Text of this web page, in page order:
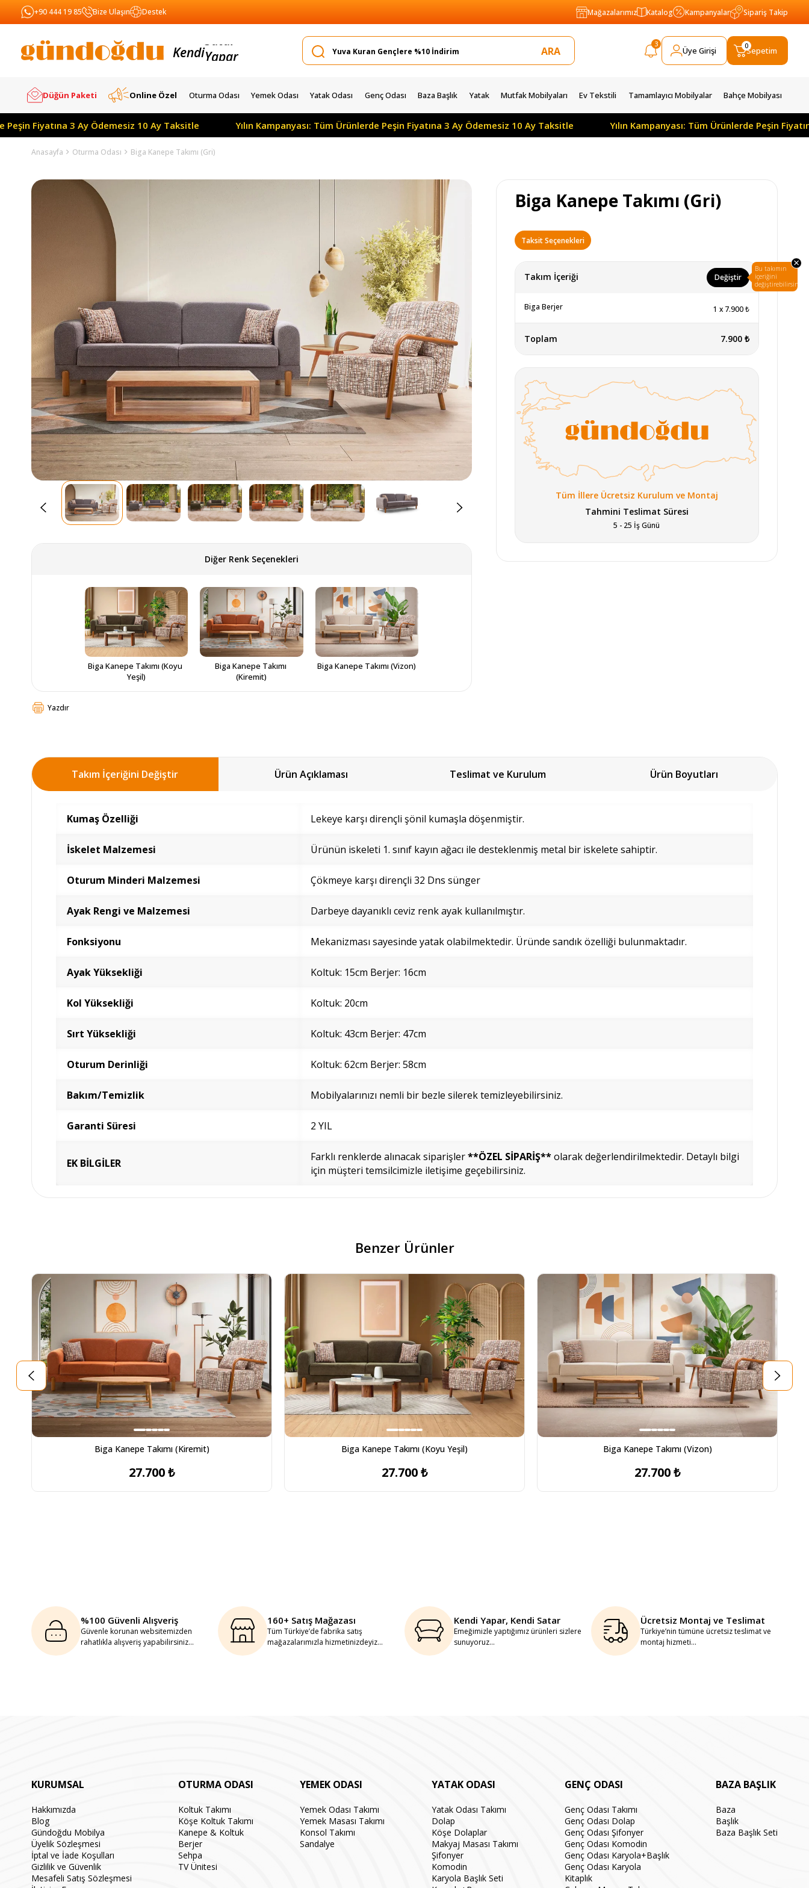
+90 444 19 85 Bize Ulaşın Destek Mağazalarımız Katalog Kampanyalar Sipariş Takip
KendiYapar
3
Üye Girişi Sepetim
0
Düğün Paketi Online Özel Oturma Odası Yemek Odası Yatak Odası Genç Odası Baza Başlık Yatak Mutfak Mobilyaları Ev Tekstili Tamamlayıcı Mobilyalar Bahçe Mobilyası
3 Ay Ödemesiz 10 Ay Taksitle Yılın Kampanyası: Tüm Ürünlerde Peşin Fiyatına 3 Ay Ödemesiz 10 Ay Taksitle Yılın Kampanyası: Tüm Ürünlerde Peşin Fiyatına 3
Anasayfa Oturma Odası Biga Kanepe Takımı (Gri)
Diğer Renk Seçenekleri
Biga Kanepe Takımı (Koyu
Yeşil)
Biga Kanepe Takımı
(Kiremit)
Biga Kanepe Takımı (Vizon)
Yazdır
Biga Kanepe Takımı (Gri)
Taksit Seçenekleri
Takım İçeriği Değiştir
×
Bu takımın
içeriğini
değiştirebilirsin.
Biga Berjer 1 x 7.900 ₺
Toplam 7.900 ₺
Tüm İllere Ücretsiz Kurulum ve Montaj
Tahmini Teslimat Süresi
5 - 25 İş Günü
Takım İçeriğini Değiştir Ürün Açıklaması Teslimat ve Kurulum Ürün Boyutları
Kumaş Özelliği Lekeye karşı dirençli şönil kumaşla döşenmiştir.
İskelet Malzemesi Ürünün iskeleti 1. sınıf kayın ağacı ile desteklenmiş metal bir iskelete sahiptir.
Oturum Minderi Malzemesi Çökmeye karşı dirençli 32 Dns sünger
Ayak Rengi ve Malzemesi Darbeye dayanıklı ceviz renk ayak kullanılmıştır.
Fonksiyonu Mekanizması sayesinde yatak olabilmektedir. Üründe sandık özelliği bulunmaktadır.
Ayak Yüksekliği Koltuk: 15cm Berjer: 16cm
Kol Yüksekliği Koltuk: 20cm
Sırt Yüksekliği Koltuk: 43cm Berjer: 47cm
Oturum Derinliği Koltuk: 62cm Berjer: 58cm
Bakım/Temizlik Mobilyalarınızı nemli bir bezle silerek temizleyebilirsiniz.
Garanti Süresi 2 YIL
EK BİLGİLER Farklı renklerde alınacak siparişler**ÖZEL SİPARİŞ**olarak değerlendirilmektedir. Detaylı bilgi
için müşteri temsilcimizle iletişime geçebilirsiniz.
Benzer Ürünler
Biga Kanepe Takımı (Kiremit)
27.700 ₺
Biga Kanepe Takımı (Koyu Yeşil)
27.700 ₺
Biga Kanepe Takımı (Vizon)
27.700 ₺
%100 Güvenli Alışveriş
Güvenle korunan websitemizden
rahatlıkla alışveriş yapabilirsiniz...
160+ Satış Mağazası
Tüm Türkiye’de fabrika satış
mağazalarımızla hizmetinizdeyiz...
Kendi Yapar, Kendi Satar
Emeğimizle yaptığımız ürünleri sizlere
sunuyoruz...
Ücretsiz Montaj ve Teslimat
Türkiye’nin tümüne ücretsiz teslimat ve
montaj hizmeti...
KURUMSAL
Hakkımızda
Blog
Gündoğdu Mobilya
Üyelik Sözleşmesi
İptal ve İade Koşulları
Gizlilik ve Güvenlik
Mesafeli Satış Sözleşmesi
OTURMA ODASI
Koltuk Takımı
Köşe Koltuk Takımı
Kanepe & Koltuk
Berjer
Sehpa
TV Ünitesi
YEMEK ODASI
Yemek Odası Takımı
Yemek Masası Takımı
Konsol Takımı
Sandalye
YATAK ODASI
Yatak Odası Takımı
Dolap
Köşe Dolaplar
Makyaj Masası Takımı
Şifonyer
Komodin
Karyola Başlık Seti
GENÇ ODASI
Genç Odası Takımı
Genç Odası Dolap
Genç Odası Şifonyer
Genç Odası Komodin
Genç Odası Karyola+Başlık
Genç Odası Karyola
Kitaplık
BAZA BAŞLIK
Baza
Başlık
Baza Başlık Seti